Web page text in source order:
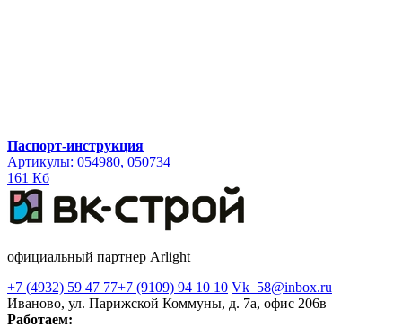
Паспорт-инструкция
Артикулы: 054980, 050734
161 Кб
официальный партнер Arlight
+7 (4932) 59 47 77+7 (9109) 94 10 10 Vk_58@inbox.ru
Иваново, ул. Парижской Коммуны, д. 7а, офис 206в
Работаем: